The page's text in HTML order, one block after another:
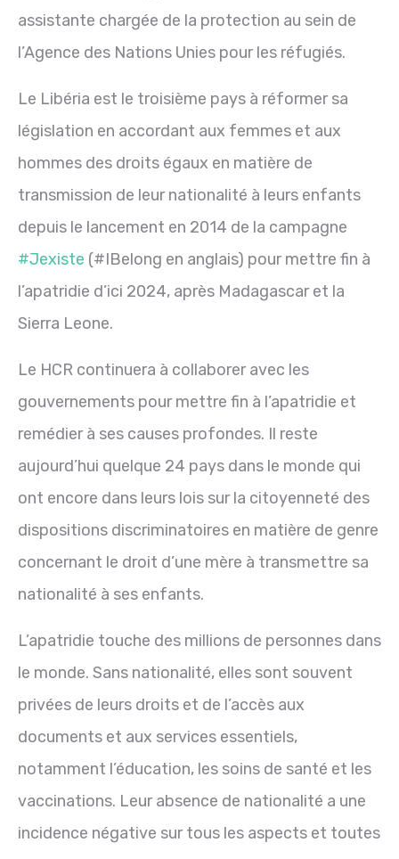
assistante chargée de la protection au sein de
l’Agence des Nations Unies pour les réfugiés.
Le Libéria est le troisième pays à réformer sa
législation en accordant aux femmes et aux
hommes des droits égaux en matière de
transmission de leur nationalité à leurs enfants
depuis le lancement en 2014 de la campagne
#Jexiste (#IBelong en anglais) pour mettre fin à
l’apatridie d’ici 2024, après Madagascar et la
Sierra Leone.
Le HCR continuera à collaborer avec les
gouvernements pour mettre fin à l’apatridie et
remédier à ses causes profondes. Il reste
aujourd’hui quelque 24 pays dans le monde qui
ont encore dans leurs lois sur la citoyenneté des
dispositions discriminatoires en matière de genre
concernant le droit d’une mère à transmettre sa
nationalité à ses enfants.
L’apatridie touche des millions de personnes dans
le monde. Sans nationalité, elles sont souvent
privées de leurs droits et de l’accès aux
documents et aux services essentiels,
notamment l’éducation, les soins de santé et les
vaccinations. Leur absence de nationalité a une
incidence négative sur tous les aspects et toutes